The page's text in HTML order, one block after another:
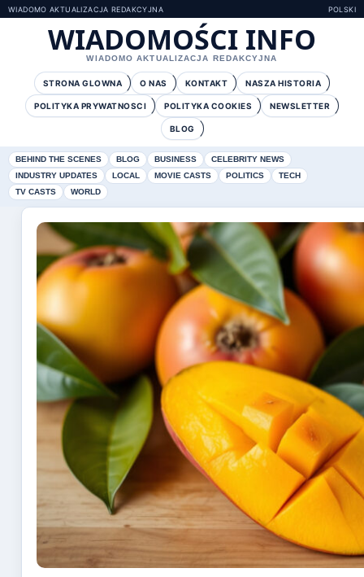
WIADOMO AKTUALIZACJA REDAKCYJNA POLSKI
WIADOMOŚCI INFO
WIADOMO AKTUALIZACJA REDAKCYJNA
STRONA GLOWNA O NAS KONTAKT NASZA HISTORIA
POLITYKA PRYWATNOSCI POLITYKA COOKIES NEWSLETTER
BLOG
BEHIND THE SCENES BLOG BUSINESS
CELEBRITY NEWS
INDUSTRY UPDATES
LOCAL MOVIE CASTS POLITICS
TECH
TV CASTS
WORLD